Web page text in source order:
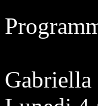
Gabriella